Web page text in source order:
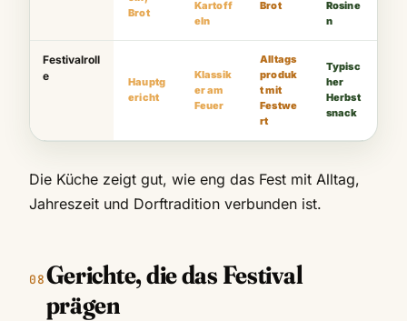
Brot
Kartoff
eln
Brot
Rosine
n
Festivalroll
e
Hauptg
ericht
Klassik
er am
Feuer
Alltags
produk
t mit
Festwe
rt
Typisc
her
Herbst
snack
Die Küche zeigt gut, wie eng das Fest mit Alltag,
Jahreszeit und Dorftradition verbunden ist.
Gerichte, die das Festival
prägen